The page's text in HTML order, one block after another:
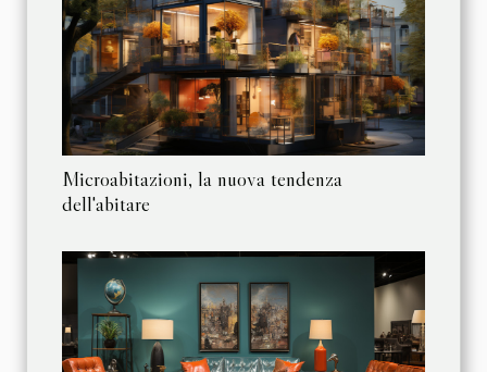
Microabitazioni, la nuova tendenza
dell'abitare